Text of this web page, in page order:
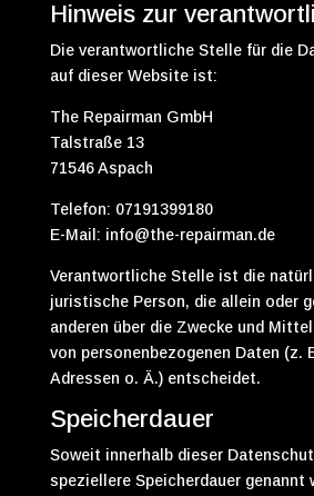
Hinweis zur
Die verantwortliche Stelle für die
auf dieser Website ist:
The Repairman GmbH
Talstraße 13
71546 Aspach
Telefon: 07191399180
E-Mail: info@the-repairman.de
Verantwortliche Stelle ist die
juristische Person, die allein oder
anderen über die Zwecke und
von personenbezogenen Daten (z.
Adressen o. Ä.) entscheidet.
Speicherdauer
Soweit innerhalb dieser
speziellere Speicherdauer genannt